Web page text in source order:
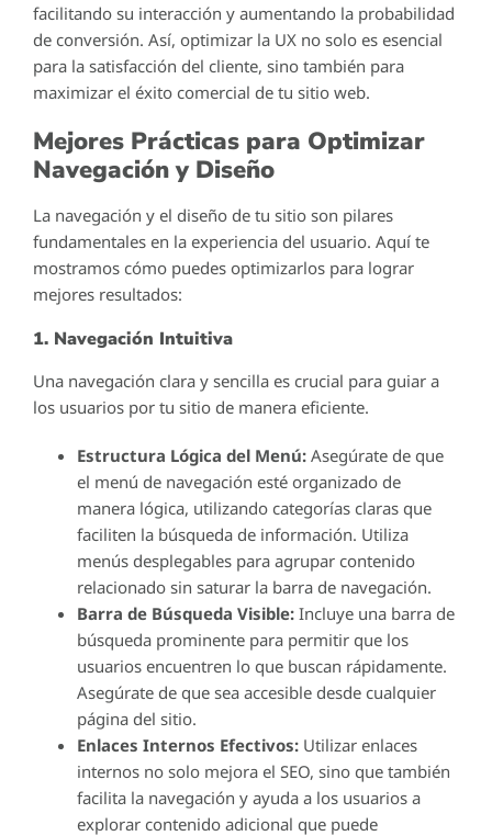
facilitando su interacción y aumentando la probabilidad
de conversión. Así, optimizar la UX no solo es esencial
para la satisfacción del cliente, sino también para
maximizar el éxito comercial de tu sitio web.
Mejores Prácticas para Optimizar
Navegación y Diseño
La navegación y el diseño de tu sitio son pilares
fundamentales en la experiencia del usuario. Aquí te
mostramos cómo puedes optimizarlos para lograr
mejores resultados:
1. Navegación Intuitiva
Una navegación clara y sencilla es crucial para guiar a
los usuarios por tu sitio de manera eficiente.
Estructura Lógica del Menú: Asegúrate de que
el menú de navegación esté organizado de
manera lógica, utilizando categorías claras que
faciliten la búsqueda de información. Utiliza
menús desplegables para agrupar contenido
relacionado sin saturar la barra de navegación.
Barra de Búsqueda Visible: Incluye una barra de
búsqueda prominente para permitir que los
usuarios encuentren lo que buscan rápidamente.
Asegúrate de que sea accesible desde cualquier
página del sitio.
Enlaces Internos Efectivos: Utilizar enlaces
internos no solo mejora el SEO, sino que también
facilita la navegación y ayuda a los usuarios a
explorar contenido adicional que puede